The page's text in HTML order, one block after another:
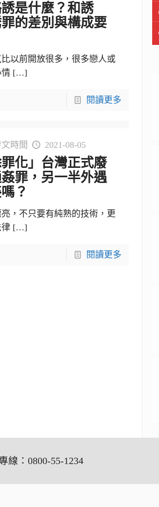
是什麼？和誘
的差別與構成要
以前開放很多，很多戀人或
[…]
閱讀更多
時間 2021-08-05
罪化」台灣正式廢
罪，另一半外遇
？
，不只要有純熟的技術，更
[…]
閱讀更多
線：0800-55-1234